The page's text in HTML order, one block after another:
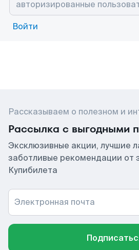
Войти
Рассказываем о полезном и
Рассылка с выгодными
Эксклюзивные акции, лучшие
заботливые рекомендации от
Купибилета
Электронная почта